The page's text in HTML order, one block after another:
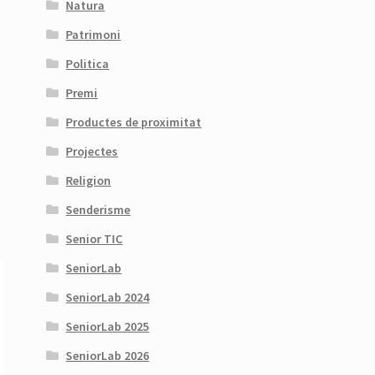
Natura
Patrimoni
Politica
Premi
Productes de proximitat
Projectes
Religion
Senderisme
Senior TIC
SeniorLab
SeniorLab 2024
SeniorLab 2025
SeniorLab 2026